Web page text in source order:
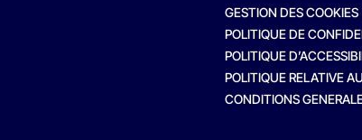
GESTION DES COOKIES
POLITIQUE DE
POLITIQUE
POLITIQUE RELATIVE
CONDITIONS